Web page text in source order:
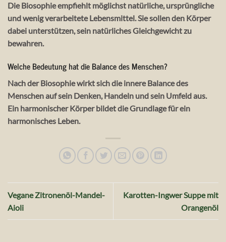
Die Biosophie empfiehlt möglichst natürliche, ursprüngliche
und wenig verarbeitete Lebensmittel. Sie sollen den Körper
dabei unterstützen, sein natürliches Gleichgewicht zu
bewahren.
Welche Bedeutung hat die Balance des Menschen?
Nach der Biosophie wirkt sich die innere Balance des
Menschen auf sein Denken, Handeln und sein Umfeld aus.
Ein harmonischer Körper bildet die Grundlage für ein
harmonisches Leben.
Vegane Zitronenöl-Mandel-
Aioli
Karotten-Ingwer Suppe mit
Orangenöl